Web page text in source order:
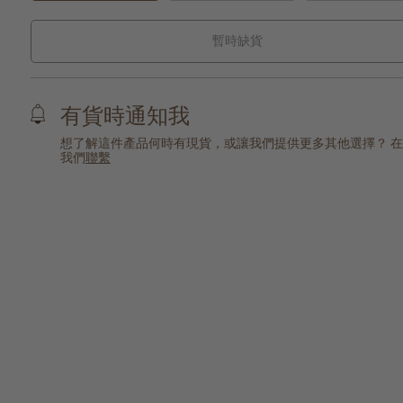
暫時缺貨
有貨時通知我
想了解這件產品何時有現貨，或讓我們提供更多其他選擇？
我們聯繫